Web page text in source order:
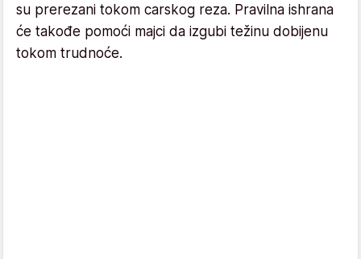
su prerezani tokom carskog reza. Pravilna ishrana
će takođe pomoći majci da izgubi težinu dobijenu
tokom trudnoće.